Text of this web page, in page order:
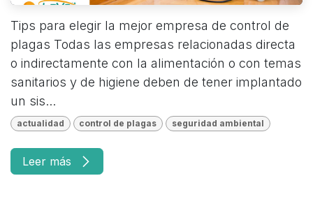
Tips para elegir la mejor empresa de control de
plagas Todas las empresas relacionadas directa
o indirectamente con la alimentación o con temas
sanitarios y de higiene deben de tener implantado
un sis...
actualidad control de plagas seguridad ambiental
Leer más